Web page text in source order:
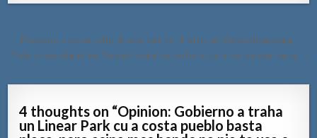
Post
navigation
← Pression a pone tubo di awa sali for di otro na Verbindingsweg
Polis a bay dilanti ex-Bushiri hotel pa un boto cu a bolter den lama →
4 thoughts on “Opinion: Gobierno a traha
un Linear Park cu a costa pueblo basta